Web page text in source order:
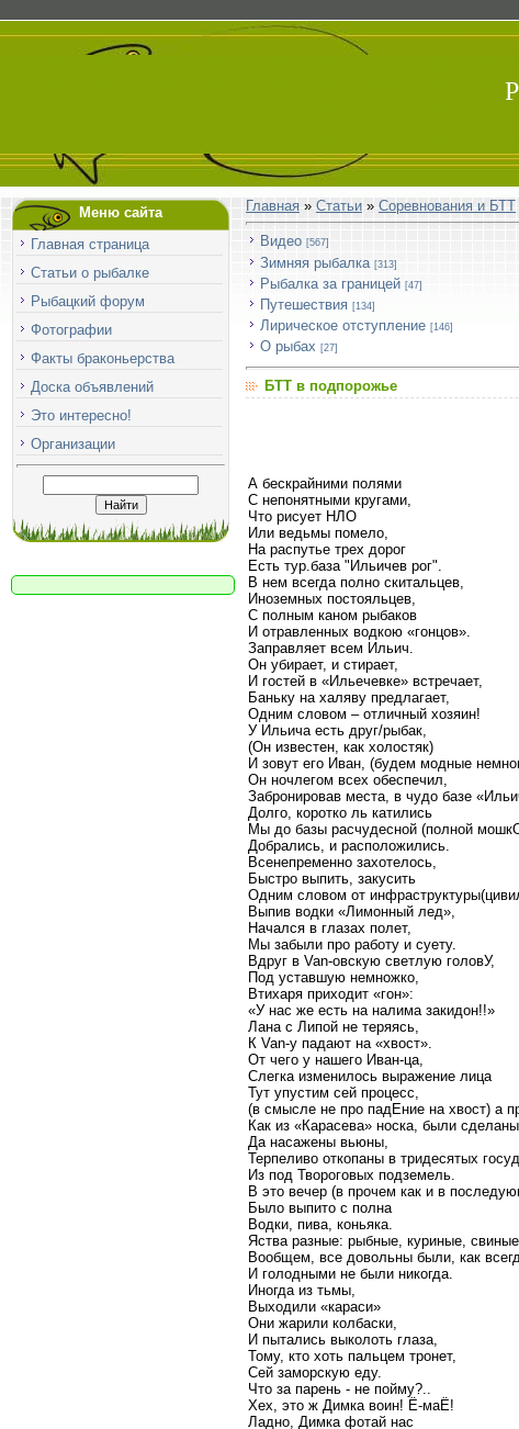
Меню сайта
Главная страница
Статьи о рыбалке
Рыбацкий форум
Фотографии
Факты браконьерства
Доска объявлений
Это интересно!
Организации
Главная » Статьи » Соревнования и БТТ
Видео [567]
Зимняя рыбалка [313]
Рыбалка за границей [47]
Путешествия [134]
Лирическое отступление [146]
О рыбах [27]
БТТ в подпорожье
А бескрайними полями
С непонятными кругами,
Что рисует НЛО
Или ведьмы помело,
На распутье трех дорог
Есть тур.база "Ильичев рог".
В нем всегда полно скитальцев,
Иноземных постояльцев,
С полным каном рыбаков
И отравленных водкою «гонцов».
Заправляет всем Ильич.
Он убирает, и стирает,
И гостей в «Ильечевке» встречает,
Баньку на халяву предлагает,
Одним словом – отличный хозяин!
У Ильича есть друг/рыбак,
(Он известен, как холостяк)
И зовут его Иван, (будем модные
Он ночлегом всех обеспечил,
Забронировав места, в чудо базе
Долго, коротко ль катились
Мы до базы расчудесной (полной
Добрались, и расположились.
Всенепременно захотелось,
Быстро выпить, закусить
Одним словом от
Выпив водки «Лимонный лед»,
Начался в глазах полет,
Мы забыли про работу и суету.
Вдруг в Van-овскую светлую головУ,
Под уставшую немножко,
Втихаря приходит «гон»:
«У нас же есть на налима закидон!!»
Лана с Липой не теряясь,
К Van-у падают на «хвост».
От чего у нашего Иван-ца,
Слегка изменилось выражение лица
Тут упустим сей процесс,
(в смысле не про падЕние на хвост) а
Как из «Карасева» носка, были
Да насажены вьюны,
Терпеливо откопаны в тридесятых
Из под Твороговых подземель.
В это вечер (в прочем как и в
Было выпито с полна
Водки, пива, коньяка.
Яства разные: рыбные, куриные, свиные..
Вообщем, все довольны были, как
И голодными не были никогда.
Иногда из тьмы,
Выходили «караси»
Они жарили колбаски,
И пытались выколоть глаза,
Тому, кто хоть пальцем тронет,
Сей заморскую еду.
Что за парень - не пойму?..
Хех, это ж Димка воин! Ё-маЁ!
Ладно, Димка фотай нас